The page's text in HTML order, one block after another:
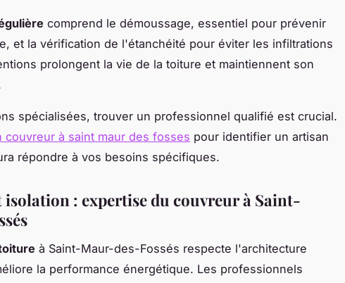
comprend le démoussage, essentiel pour prévenir
et la vérification de l'étanchéité pour éviter les infiltrations
prolongent la vie de la toiture et maintiennent son
spécialisées, trouver un professionnel qualifié est crucial.
couvreur à saint maur des fosses pour identifier un artisan
répondre à vos besoins spécifiques.
isolation : expertise du couvreur à Saint-
à Saint-Maur-des-Fossés respecte l'architecture
la performance énergétique. Les professionnels